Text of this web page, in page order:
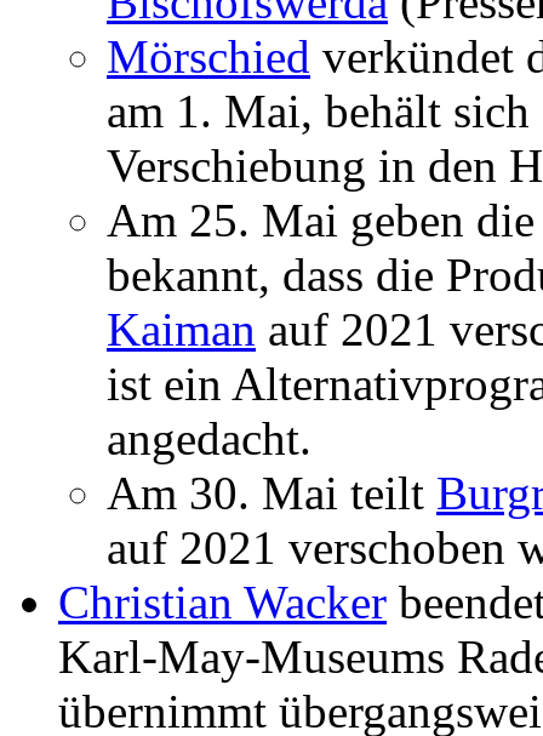
Mörschied verkündet
am 1. Mai, behält
Verschiebung in den
Am 25. Mai geben
bekannt, dass die
Kaiman auf 2021
ist ein
angedacht.
Am 30. Mai teilt
auf 2021 verschoben
Christian Wacker
Karl-May-Museums
übernimmt